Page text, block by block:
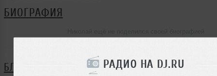
РАДИО НА DJ.RU
БИОГРАФИЯ
БЛОГ